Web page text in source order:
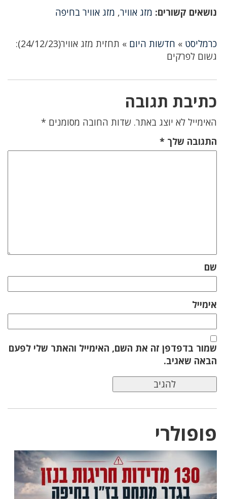
נושאים קשורים: מזג אוויר, מזג אוויר בחיפה
כרמליסט » חדשות היום »
תחזית מזג אוויר(24/12/23):
גשום לפרקים
כתיבת תגובה
האימייל לא יוצג באתר. שדות החובה מסומנים *
התגובה שלך *
שם
אימייל
שמור בדפדפן זה את השם, האימייל והאתר שלי לפעם
הבאה שאגיב.
פופולרי